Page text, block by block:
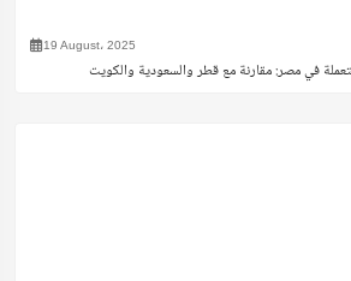
19 August، 2025